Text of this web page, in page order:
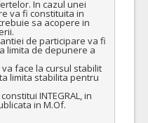
angiografie (Rev.2)
(LOT-0010)
angiografie (Rev.2)
In cazul unei
va fi constituita in
sa acopere in
de participare va fi
limita de depunere a
face la cursul stabilit
limita stabilita pentru
INTEGRAL, in
in M.Of.